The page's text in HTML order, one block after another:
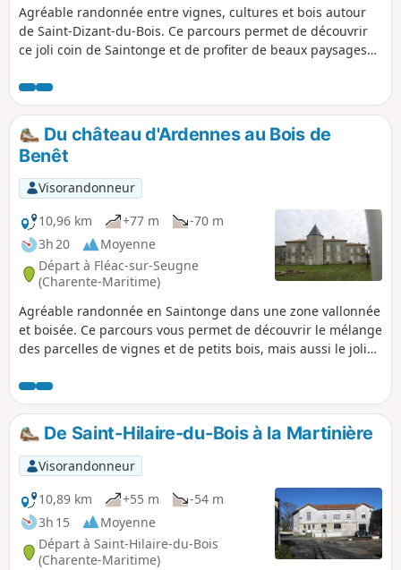
Agréable randonnée entre vignes, cultures et bois autour
de Saint-Dizant-du-Bois. Ce parcours permet de découvrir
ce joli coin de Saintonge et de profiter de beaux paysages
Du château d'Ardennes au Bois de
Benêt
Visorandonneur
10,96 km
+77 m
-70 m
3h 20
Moyenne
Départ à Fléac-sur-Seugne
(Charente-Maritime)
Agréable randonnée en Saintonge dans une zone vallonnée
et boisée. Ce parcours vous permet de découvrir le mélange
des parcelles de vignes et de petits bois, mais aussi le joli
bâtiments traditionnels.
De Saint-Hilaire-du-Bois à la Martinière
Visorandonneur
10,89 km
+55 m
-54 m
3h 15
Moyenne
Départ à Saint-Hilaire-du-Bois
(Charente-Maritime)